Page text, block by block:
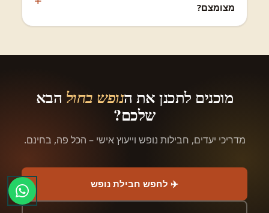
מצומצם?
מוכנים לתכנן את הנופש בחול הבא
שלכם?
מדריכי יעדים, חבילות נופש וייעוץ אישי – הכל פה, בחינם.
✈️ לחפש חבילת נופש